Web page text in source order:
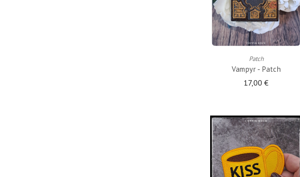
Patch
Vampyr - Patch
17,00 €
AJOUTER AU PANIER